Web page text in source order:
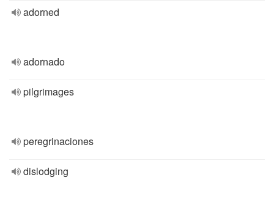
adorned
adornado
pilgrimages
peregrinaciones
dislodging